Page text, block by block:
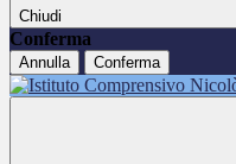
Chiudi
Conferma
Annulla Conferma